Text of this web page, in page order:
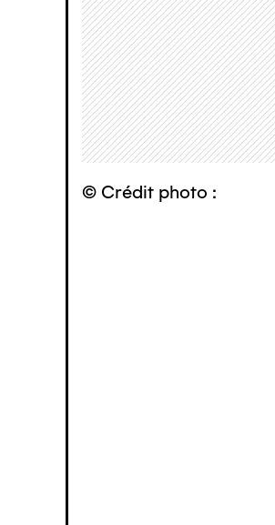
© Crédit photo :